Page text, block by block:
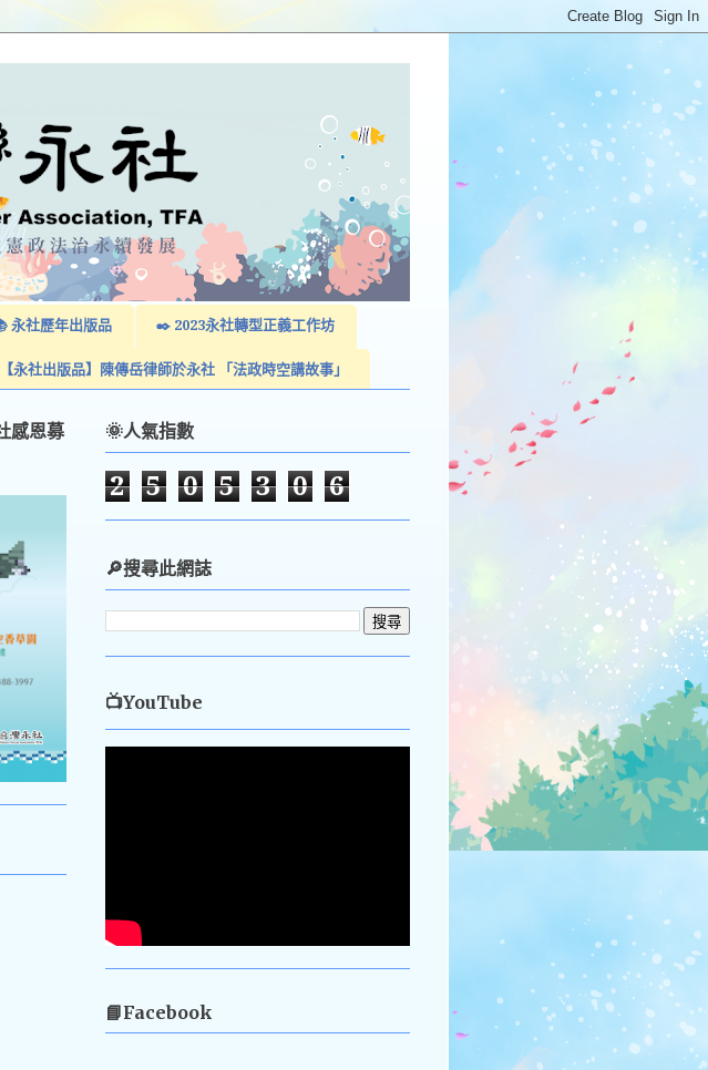
永社歷年出版品 ✒️ 2023永社轉型正義工作坊
永社出版品】陳傳岳律師於永社 「法政時空講故事」
感恩募
🌞人氣指數
2 5 0 5 3 0 6
🔎搜尋此網誌
📺YouTube
📘Facebook